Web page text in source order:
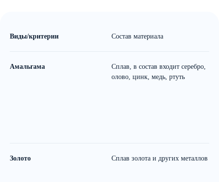
Виды/критерии Состав материала
Амальгама
Сплав, в состав входит серебро,
олово, цинк, медь, ртуть
Золото Сплав золота и других металлов